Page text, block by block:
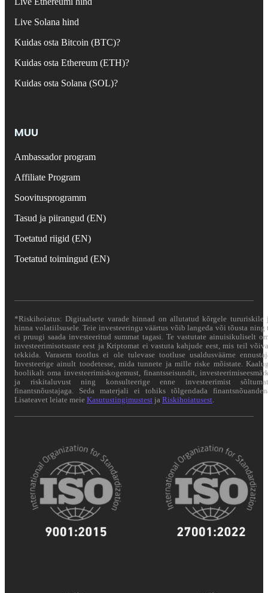
Live Solana hind
Kuidas osta Bitcoin (BTC)?
Kuidas osta Ethereum (ETH)?
Kuidas osta Solana (SOL)?
MUU
Ambassador program
Affiliate Program
Soovitusprogramm
Tasud ja piirangud (EN)
Toetatud riigid (EN)
Toetatud toimingud (EN)
*Riskihoiatus: Digitaalsete varade hinnad on allutatud kõrgele tururiskile
hinna volatiilsusele. Teie investeeringu väärtus võib langeda või tõusta ning
ei pruugi saada investeeritud summat tagasi. Te vastutate ainuisikuliselt
investeerimisotsuste eest ja Kriptomat ei vastuta kahjude eest, mis teil
tekkida. Varasem tootlus ei ole tulevase tootluse usaldusväärne
Investeerige ainult toodetesse, mida tunnete ja mille riske mõistate.
hoolikalt oma investeerimiskogemust, finantsseisundit,
ja riskitaluvust ning konsulteerige enne investeerimist
finantsnõustajaga. Seda materjali ei tohiks tõlgendada
Lisateavet leiate meie Kasutustingimustest ja Riskihoiatusest